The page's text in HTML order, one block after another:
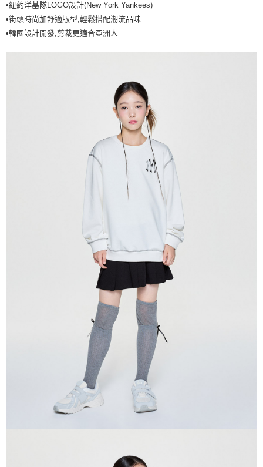
7-11取貨付款<未取貨列黑名單/不支援離島取退>
每筆NT$60，滿NT$499(含以上)免運費
每筆NT$80，滿NT$699(含以上)免運費
•紐約洋基隊LOGO設計(New York Yankees)
•街頭時尚加舒適版型,輕鬆搭配潮流品味
•韓國設計開發,剪裁更適合亞洲人